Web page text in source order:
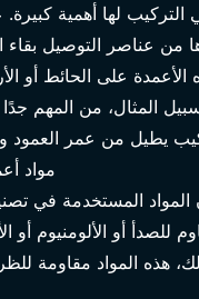
التركيب لها أهمية
الأعمدة على الحائط أو
سبيل المثال، من المهم
مواد
المستخدمة في
أو الألومنيوم أو
هذه المواد مقاومة